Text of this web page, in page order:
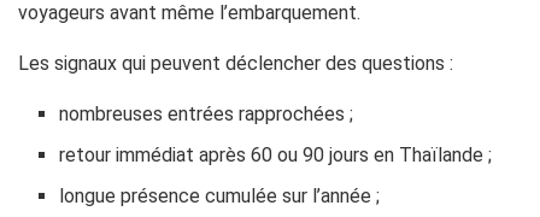
voyageurs avant même l’embarquement.
Les signaux qui peuvent déclencher des questions :
nombreuses entrées rapprochées ;
retour immédiat après 60 ou 90 jours en Thaïlande ;
longue présence cumulée sur l’année ;